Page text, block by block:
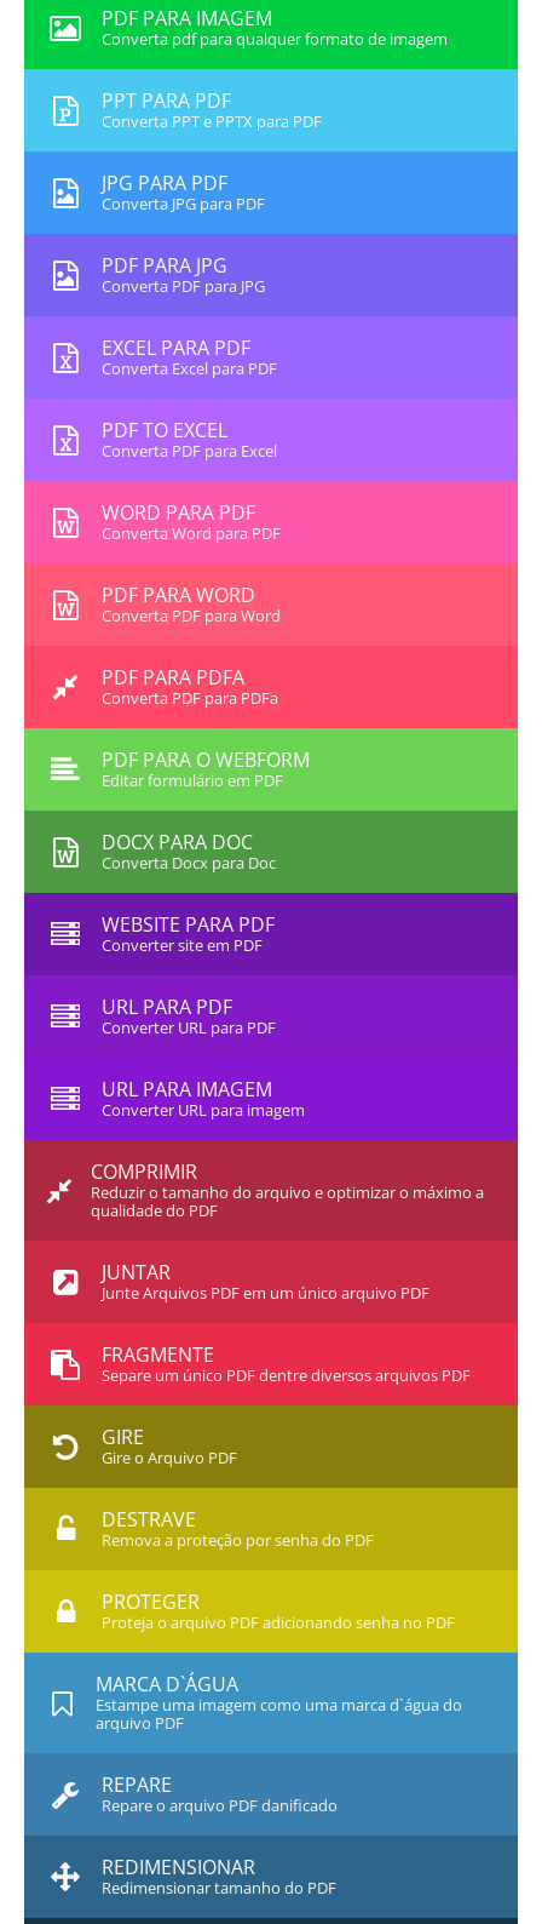
PDF PARA IMAGEM
Converta pdf para qualquer formato de imagem
PPT PARA PDF
Converta PPT e PPTX para PDF
JPG PARA PDF
Converta JPG para PDF
PDF PARA JPG
Converta PDF para JPG
EXCEL PARA PDF
Converta Excel para PDF
PDF TO EXCEL
Converta PDF para Excel
WORD PARA PDF
Converta Word para PDF
PDF PARA WORD
Converta PDF para Word
PDF PARA PDFA
Converta PDF para PDFa
PDF PARA O WEBFORM
Editar formulário em PDF
DOCX PARA DOC
Converta Docx para Doc
WEBSITE PARA PDF
Converter site em PDF
URL PARA PDF
Converter URL para PDF
URL PARA IMAGEM
Converter URL para imagem
COMPRIMIR
Reduzir o tamanho do arquivo e optimizar o máximo a
qualidade do PDF
JUNTAR
Junte Arquivos PDF em um único arquivo PDF
FRAGMENTE
Separe um único PDF dentre diversos arquivos PDF
GIRE
Gire o Arquivo PDF
DESTRAVE
Remova a proteção por senha do PDF
PROTEGER
Proteja o arquivo PDF adicionando senha no PDF
MARCA D`ÁGUA
Estampe uma imagem como uma marca d`água do
arquivo PDF
REPARE
Repare o arquivo PDF danificado
REDIMENSIONAR
Redimensionar tamanho do PDF